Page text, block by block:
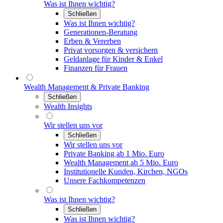
Was ist Ihnen wichtig?
Schließen
Was ist Ihnen wichtig?
Generationen-Beratung
Erben & Vererben
Privat vorsorgen & versichern
Geldanlage für Kinder & Enkel
Finanzen für Frauen
Wealth Management & Private Banking
Schließen
Wealth Insights
Wir stellen uns vor
Schließen
Wir stellen uns vor
Private Banking ab 1 Mio. Euro
Wealth Management ab 5 Mio. Euro
Institutionelle Kunden, Kirchen, NGOs
Unsere Fachkompetenzen
Was ist Ihnen wichtig?
Schließen
Was ist Ihnen wichtig?